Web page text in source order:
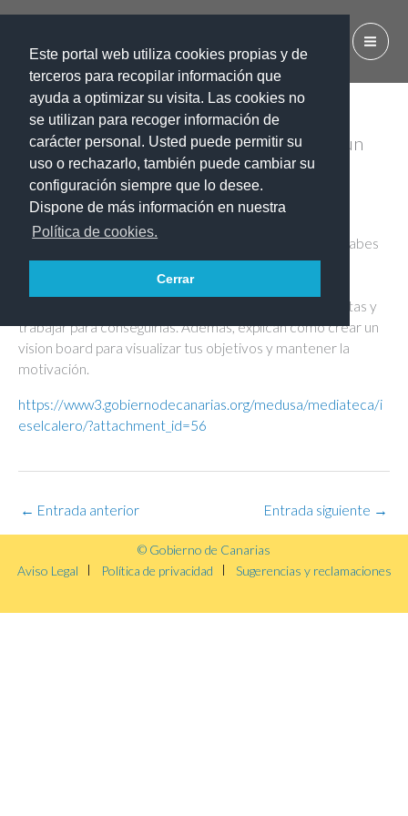
Este portal web utiliza cookies propias y de
terceros para recopilar información que
ayuda a optimizar su visita. Las cookies no
se utilizan para recoger información de
carácter personal. Usted puede permitir su
uso o rechazarlo, también puede cambiar su
configuración siempre que lo desee.
Dispone de más información en nuestra
Política de cookies.
Cerrar
contenido
RETOMAMOS EDUCREO: 2026 va a ser un
buen año ✨
Por54162022n /2 febrero, 2026
¿Aún no tienes claros tus propósitos de Año Nuevo? ¿Sabes
qué necesitas para alcanzarlos?
En este episodio, los alumnos de 4º comparten sus
reflexiones sobre cómo afrontar el nuevo año, fijar metas y
trabajar para conseguirlas. Además, explican cómo crear un
vision board para visualizar tus objetivos y mantener la
motivación.
https://www3.gobiernodecanarias.org/medusa/mediateca/i
eselcalero/?attachment_id=56
← Entrada anterior Entrada siguiente →
© Gobierno de Canarias
Aviso Legal
Política de privacidad Sugerencias y reclamaciones